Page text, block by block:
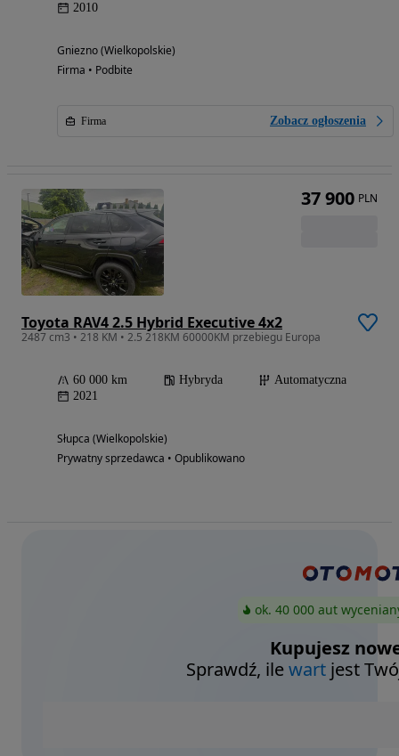
2010
Gniezno (Wielkopolskie)
Firma • Podbite
Firma Zobacz ogłoszenia
Toyota RAV4 2.5 Hybrid Executive 4x2
2487 cm3 • 218 KM • 2.5 218KM 60000KM przebiegu Europa
60 000 km Hybryda
Automatyczna
2021
Słupca (Wielkopolskie)
Prywatny sprzedawca • Opublikowano
37 900 PLN
ok. 40 000 aut
Kupujesz
Sprawdź, ilewart jest